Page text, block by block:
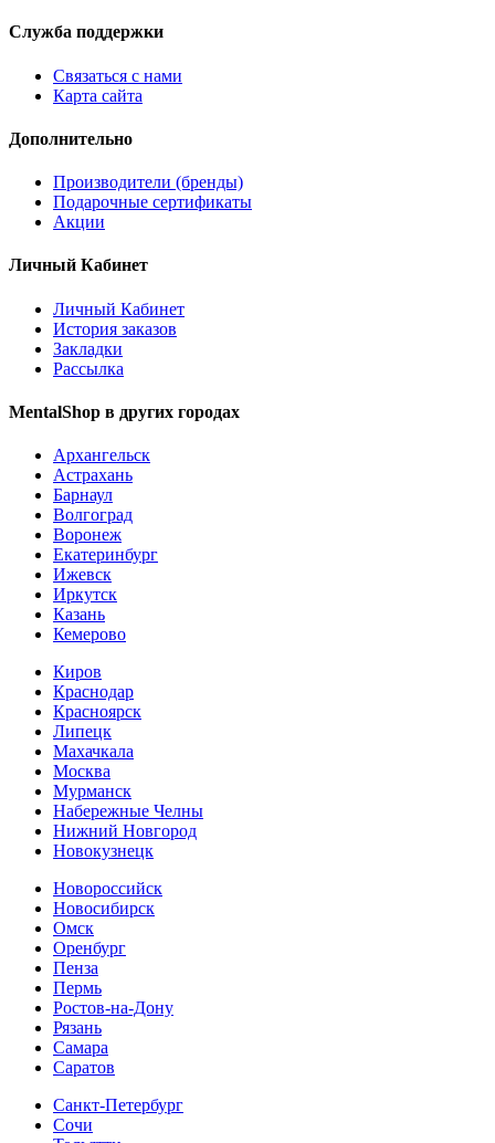
Служба поддержки
Связаться с нами
Карта сайта
Дополнительно
Производители (бренды)
Подарочные сертификаты
Акции
Личный Кабинет
Личный Кабинет
История заказов
Закладки
Рассылка
MentalShop в других городах
Архангельск
Астрахань
Барнаул
Волгоград
Воронеж
Екатеринбург
Ижевск
Иркутск
Казань
Кемерово
Киров
Краснодар
Красноярск
Липецк
Махачкала
Москва
Мурманск
Набережные Челны
Нижний Новгород
Новокузнецк
Новороссийск
Новосибирск
Омск
Оренбург
Пенза
Пермь
Ростов-на-Дону
Рязань
Самара
Cаратов
Санкт-Петербург
Сочи